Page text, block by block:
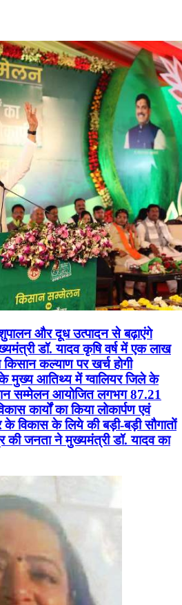
और दूध उत्पादन से बढ़ाएंगे
डॉ. यादव कृषि वर्ष में एक लाख
कल्याण पर खर्च होगी
मुख्य आतिथ्य में ग्वालियर जिले के
सम्मेलन आयोजित लगभग 87.21
कार्यों का किया लोकार्पण एवं
विकास के लिये की बड़ी-बड़ी सौगातों
की जनता ने मुख्यमंत्री डॉ. यादव का